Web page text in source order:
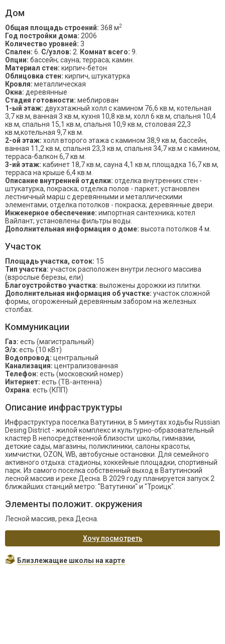
Дом
Общая площадь строений: 368 м2
Год постройки дома: 2006
Количество уровней: 3
Спален: 6. С/узлов: 2. Комнат всего: 9.
Опции: бассейн; сауна; терраса; камин.
Материал стен: кирпич-бетон
Облицовка стен: кирпич, штукатурка
Кровля: металлическая
Окна: деревянные
Стадия готовности: меблирован
1-ый этаж: двухэтажный холл с камином 76,6 кв.м, котельная
3,7 кв.м, ванная 3 кв.м, кухня 10,8 кв.м, холл 6 кв.м, спальня 10,4
кв.м, спальня 15,1 кв.м, спальня 10,9 кв.м, столовая 22,3
кв.м,котельная 9,7 кв.м.
2-ой этаж: холл второго этажа с камином 38,9 кв.м, бассейн,
ванная 11,2 кв.м, спальня 23,3 кв.м, спальня 34,7 кв.м с камином,
терраса-балкон 6,7 кв.м.
3-ий этаж: кабинет 18,7 кв.м, сауна 4,1 кв.м, площадка 16,7 кв.м,
терраса на крыше 6,4 кв.м.
Описание внутренней отделки: отделка внутренних стен -
штукатурка, покраска; отделка полов - паркет; установлен
лестничный марш с деревянными и металлическими
элементами; отделка потолков - покраска; деревянные двери.
Инженерное обеспечение: импортная сантехника; котел
Вайлант; установлены фильтры воды.
Дополнительная информация о доме: высота потолков 4 м.
Участок
Площадь участка, соток: 15
Тип участка: участок расположен внутри лесного массива
(взрослые березы, ели)
Благоустройство участка: выложены дорожки из плитки.
Дополнительная информация об участке: участок сложной
формы, огороженный деревянным забором на железных
столбах.
Коммуникации
Газ: есть (магистральный)
Э/э: есть (10 кВт)
Водопровод: центральный
Канализация: централизованная
Телефон: есть (московский номер)
Интернет: есть (ТВ-антенна)
Охрана: есть (КПП)
Описание инфраструктуры
Инфраструктура поселка Ватутинки, в 5 минутах ходьбы Russian
Desing District - жилой комплекс и культурно-образовательный
кластер В непосредственной близости: школы, гимназии,
детские сады, магазины, поликлиники, салоны красоты,
химчистки, OZON, WB, автобусные остановки. Для семейного
активного отдыха: стадионы, хоккейные площадки, спортивный
парк. Из самого поселка собственный выход в Ватутинский
лесной массив и реке Десна. В 2029 году планируется запуск 2
ближайших станций метро: "Ватутинки" и "Троицк".
Элементы положит. окружения
Лесной массив, река Десна.
Хочу посмотреть
Близлежащие школы на карте